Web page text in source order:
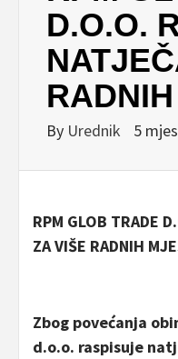
D.O.O.
By Urednik 5
RPM GLOB TRADE
ZA VIŠE RADNIH
Zbog povećanja
d.o.o. raspisuje